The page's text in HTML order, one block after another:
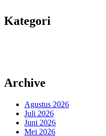
Kategori
Archive
Agustus 2026
Juli 2026
Juni 2026
Mei 2026